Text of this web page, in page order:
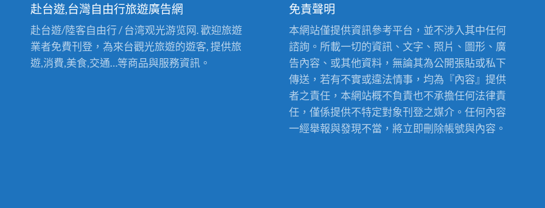
赴台遊,台灣自由行旅遊廣告網
赴台遊/陸客自由行 / 台湾观光游览网. 歡迎旅遊
業者免費刊登，為來台觀光旅遊的遊客, 提供旅
遊,消費,美食,交通…等商品與服務資訊。
免責聲明
本網站僅提供資訊參考平台，並不涉入其中任何
諮詢。所載一切的資訊、文字、照片、圖形、廣
告內容、或其他資料，無論其為公開張貼或私下
傳送，若有不實或違法情事，均為『內容』提供
者之責任，本網站概不負責也不承擔任何法律責
任，僅係提供不特定對象刊登之媒介。任何內容
一經舉報與發現不當，將立即刪除帳號與內容。